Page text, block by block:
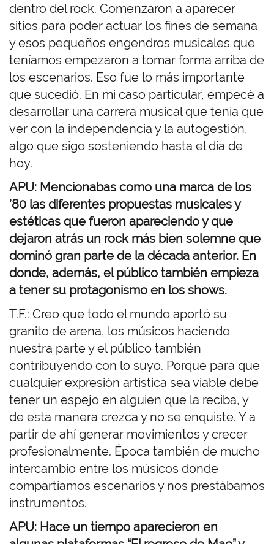
dentro del rock. Comenzaron a aparecer
sitios para poder actuar los fines de semana
y esos pequeños engendros musicales que
teníamos empezaron a tomar forma arriba de
los escenarios. Eso fue lo más importante
que sucedió. En mi caso particular, empecé a
desarrollar una carrera musical que tenía que
ver con la independencia y la autogestión,
algo que sigo sosteniendo hasta el día de
hoy.
APU: Mencionabas como una marca de los
’80 las diferentes propuestas musicales y
estéticas que fueron apareciendo y que
dejaron atrás un rock más bien solemne que
dominó gran parte de la década anterior. En
donde, además, el público también empieza
a tener su protagonismo en los shows.
T.F.: Creo que todo el mundo aportó su
granito de arena, los músicos haciendo
nuestra parte y el público también
contribuyendo con lo suyo. Porque para que
cualquier expresión artística sea viable debe
tener un espejo en alguien que la reciba, y
de esta manera crezca y no se enquiste. Y a
partir de ahí generar movimientos y crecer
profesionalmente. Época también de mucho
intercambio entre los músicos donde
compartíamos escenarios y nos prestábamos
instrumentos.
APU: Hace un tiempo aparecieron en